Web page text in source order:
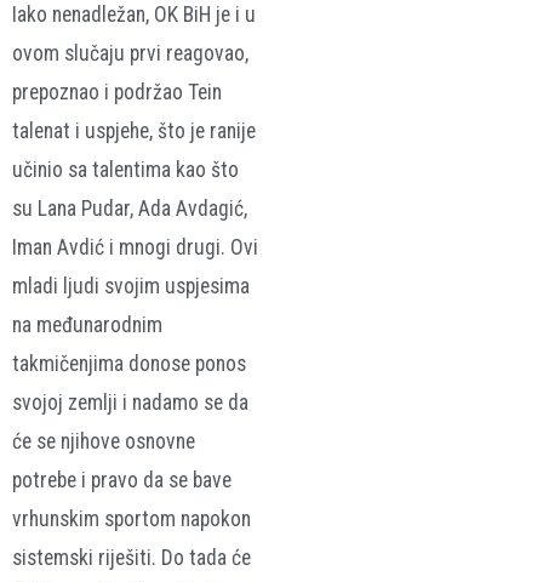
Iako nenadležan, OK BiH je i u
ovom slučaju prvi reagovao,
prepoznao i podržao Tein
talenat i uspjehe, što je ranije
učinio sa talentima kao što
su Lana Pudar, Ada Avdagić,
Iman Avdić i mnogi drugi. Ovi
mladi ljudi svojim uspjesima
na međunarodnim
takmičenjima donose ponos
svojoj zemlji i nadamo se da
će se njihove osnovne
potrebe i pravo da se bave
vrhunskim sportom napokon
sistemski riješiti. Do tada će